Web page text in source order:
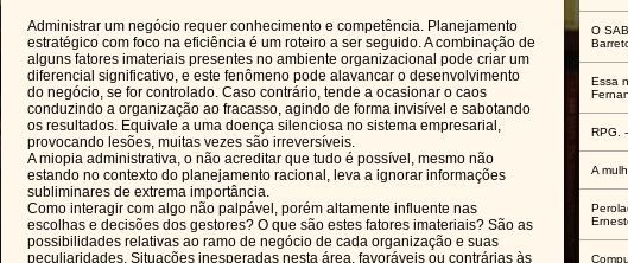
Administrar um negócio requer conhecimento e competência. Planejamento
estratégico com foco na eficiência é um roteiro a ser seguido. A combinação de
alguns fatores imateriais presentes no ambiente organizacional pode criar um
diferencial significativo, e este fenômeno pode alavancar o desenvolvimento
do negócio, se for controlado. Caso contrário, tende a ocasionar o caos
conduzindo a organização ao fracasso, agindo de forma invisível e sabotando
os resultados. Equivale a uma doença silenciosa no sistema empresarial,
provocando lesões, muitas vezes são irreversíveis.
A miopia administrativa, o não acreditar que tudo é possível, mesmo não
estando no contexto do planejamento racional, leva a ignorar informações
subliminares de extrema importância.
Como interagir com algo não palpável, porém altamente influente nas
escolhas e decisões dos gestores? O que são estes fatores imateriais? São as
possibilidades relativas ao ramo de negócio de cada organização e suas
peculiaridades. Situações inesperadas nesta área, favoráveis ou contrárias às
O
Essa
RPG.
A